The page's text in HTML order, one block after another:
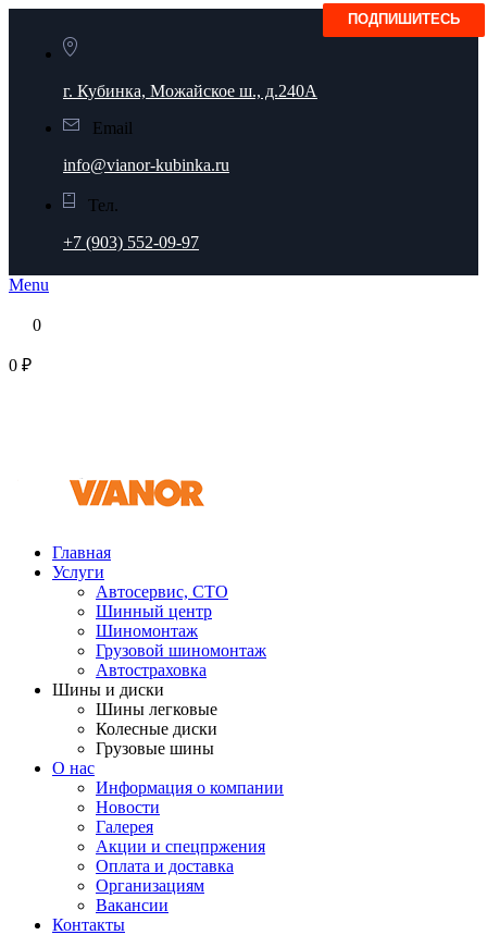
г. Кубинка, Можайское ш., д.240А
Email
info@vianor-kubinka.ru
Тел.
+7 (903) 552-09-97
Menu
0
0 ₽
Главная
Услуги
Автосервис, СТО
Шинный центр
Шиномонтаж
Грузовой шиномонтаж
Автостраховка
Шины и диски
Шины легковые
Колесные диски
Грузовые шины
О нас
Информация о компании
Новости
Галерея
Акции и спецпржения
Оплата и доставка
Организациям
Вакансии
Контакты